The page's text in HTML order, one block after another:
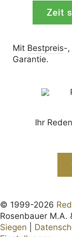
Zeit
Mit Bestpreis-,
Garantie.
Ihr
© 1999-2026
Rosenbauer M.A.
Siegen